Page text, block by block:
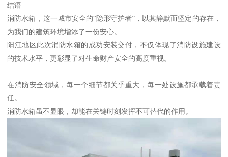
结语
消防水箱，这一城市安全的“隐形守护者”，以其静默而坚定的存在，
为我们的建筑环境增添了一份安心。
阳江地区此次消防水箱的成功安装交付，不仅体现了消防设施建设
的技术水平，更彰显了对生命财产安全的高度重视。
在消防安全领域，每一个细节都关乎重大，每一处设施都承载着责
任。
消防水箱虽不显眼，却能在关键时刻发挥不可替代的作用。